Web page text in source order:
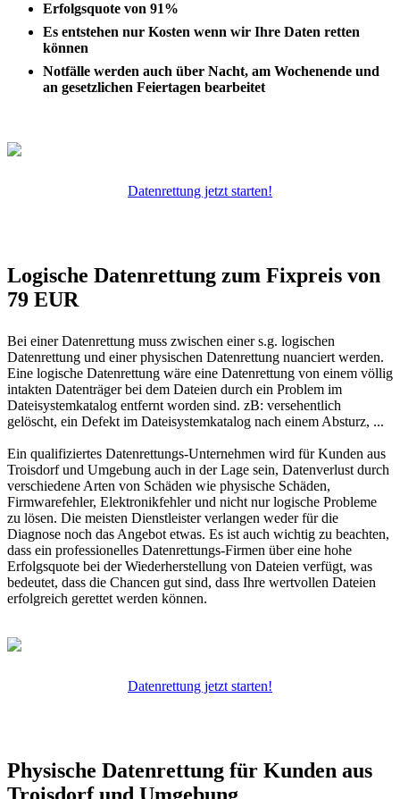
Erfolgsquote von 91%
Es entstehen nur Kosten wenn wir Ihre Daten retten
können
Notfälle werden auch über Nacht, am Wochenende und
an gesetzlichen Feiertagen bearbeitet
Datenrettung jetzt starten!
Logische Datenrettung zum Fixpreis von
79 EUR
Bei einer Datenrettung muss zwischen einer s.g. logischen
Datenrettung und einer physischen Datenrettung nuanciert werden.
Eine logische Datenrettung wäre eine Datenrettung von einem völlig
intakten Datenträger bei dem Dateien durch ein Problem im
Dateisystemkatalog entfernt worden sind. zB: versehentlich
gelöscht, ein Defekt im Dateisystemkatalog nach einem Absturz, ...
Ein qualifiziertes Datenrettungs-Unternehmen wird für Kunden aus
Troisdorf und Umgebung auch in der Lage sein, Datenverlust durch
verschiedene Arten von Schäden wie physische Schäden,
Firmwarefehler, Elektronikfehler und nicht nur logische Probleme
zu lösen. Die meisten Dienstleister verlangen weder für die
Diagnose noch das Angebot etwas. Es ist auch wichtig zu beachten,
dass ein professionelles Datenrettungs-Firmen über eine hohe
Erfolgsquote bei der Wiederherstellung von Dateien verfügt, was
bedeutet, dass die Chancen gut sind, dass Ihre wertvollen Dateien
erfolgreich gerettet werden können.
Datenrettung jetzt starten!
Physische Datenrettung für Kunden aus